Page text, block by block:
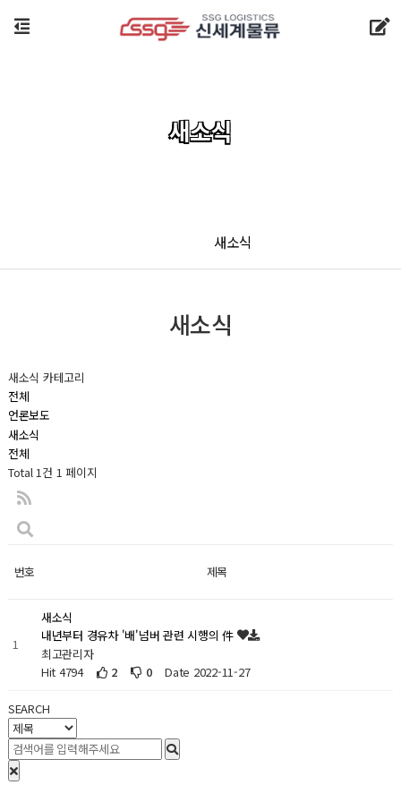
새소식
새소식
새소식
새소식 카테고리
전체
언론보도
새소식
전체
Total 1건 1 페이지
번호 제목
1
새소식
내년부터 경유차 '배'넘버 관련 시행의 件
최고관리자
Hit 4794
2 0 Date 2022-11-27
SEARCH